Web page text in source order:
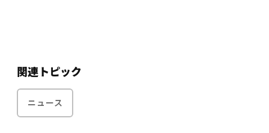
関連トピック
ニュース